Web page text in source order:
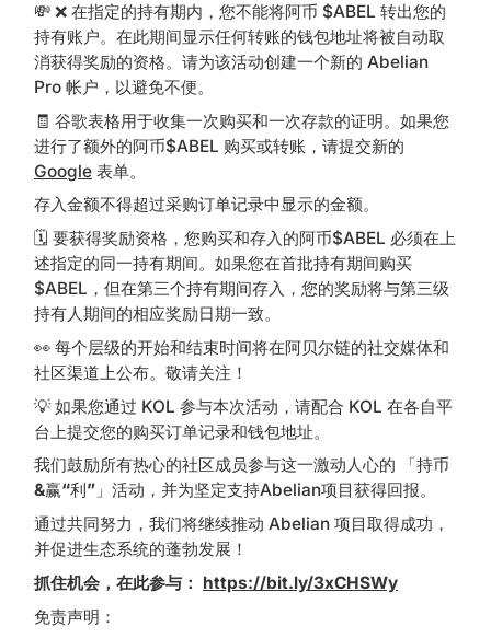
💸 ❌ 在指定的持有期内，您不能将阿币 $ABEL 转出您的
持有账户。在此期间显示任何转账的钱包地址将被自动取
消获得奖励的资格。请为该活动创建一个新的 Abelian
Pro 帐户，以避免不便。
🧾 谷歌表格用于收集一次购买和一次存款的证明。如果您
进行了额外的阿币$ABEL 购买或转账，请提交新的
Google表单。
存入金额不得超过采购订单记录中显示的金额。
🗓 要获得奖励资格，您购买和存入的阿币$ABEL 必须在上
述指定的同一持有期间。如果您在首批持有期间购买
$ABEL，但在第三个持有期间存入，您的奖励将与第三级
持有人期间的相应奖励日期一致。
👀 每个层级的开始和结束时间将在阿贝尔链的社交媒体和
社区渠道上公布。敬请关注！
💡 如果您通过 KOL 参与本次活动，请配合 KOL 在各自平
台上提交您的购买订单记录和钱包地址。
我们鼓励所有热心的社区成员参与这一激动人心的 「持币
&赢“利 ”」活动，并为坚定支持Abelian项目获得回报。
通过共同努力，我们将继续推动 Abelian 项目取得成功，
并促进生态系统的蓬勃发展！
抓住机会，在此参与： https://bit.ly/3xCHSWy
免责声明：